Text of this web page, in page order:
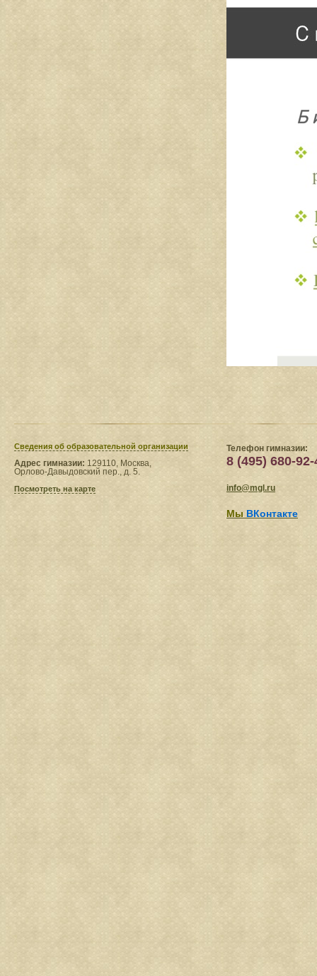
Сведения​ об образовательной организации
Адрес гимназии: 129110, Москва,
Орлово-Давыдовский пер., д. 5.
Посмотреть на карте
Телефон гимназии:
8 (495) 680-92-
info@mgl.ru
Мы ВКонтакте